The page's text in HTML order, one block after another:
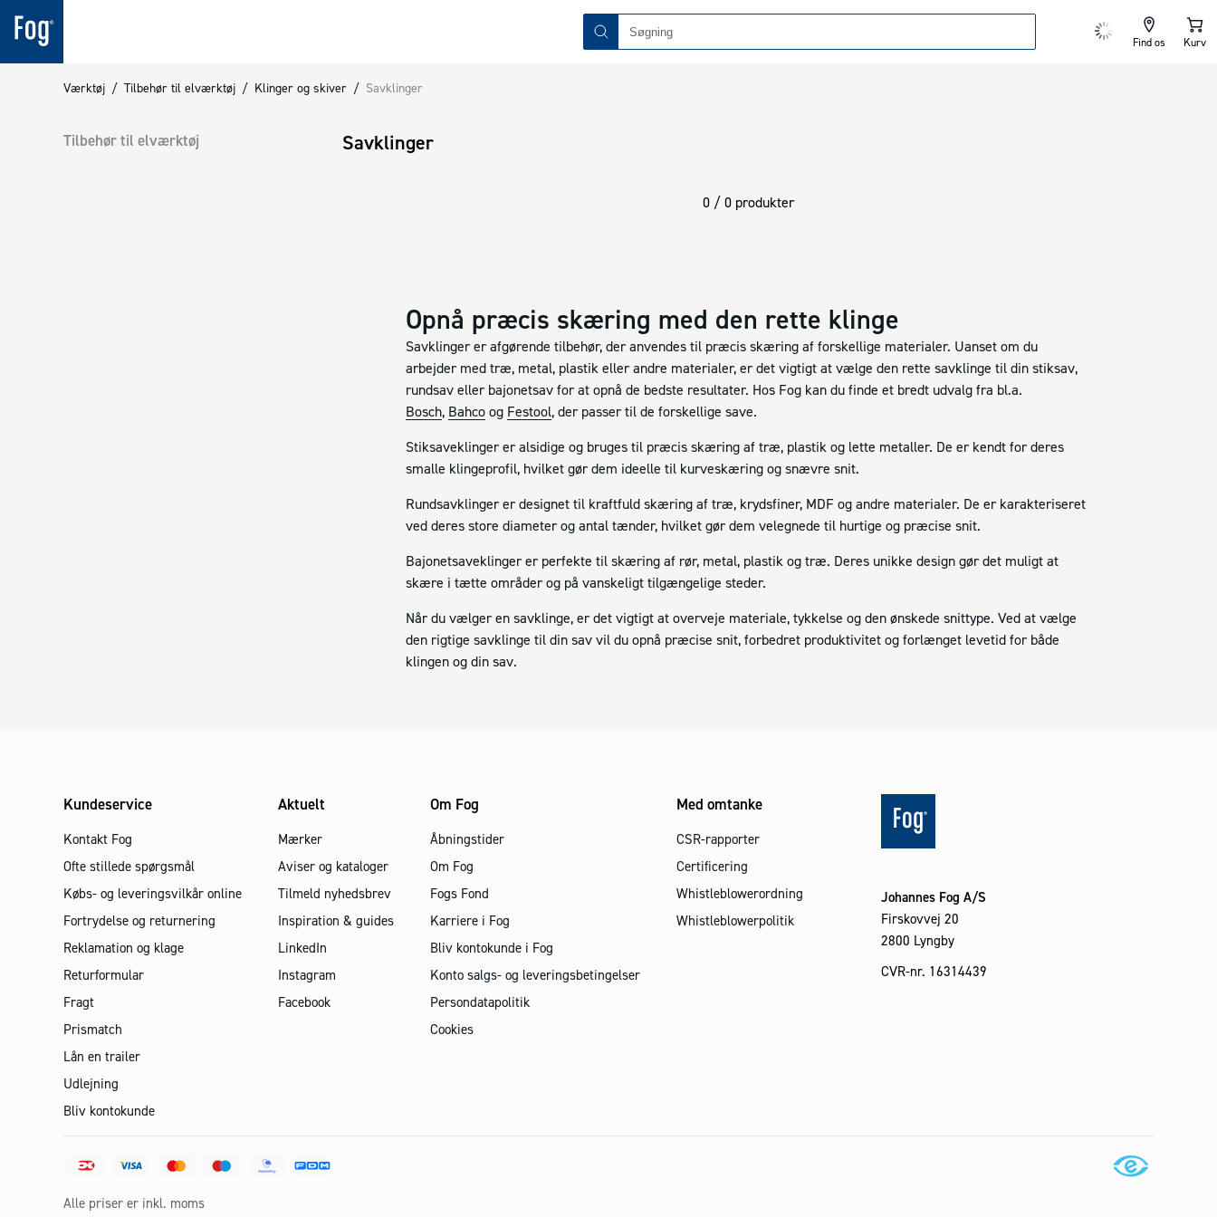
Find os Kurv
Værktøj / Tilbehør til elværktøj / Klinger og skiver / Savklinger
Tilbehør til elværktøj Savklinger
0 / 0 produkter
Opnå præcis skæring med den rette klinge
Savklinger er afgørende tilbehør, der anvendes til præcis skæring af forskellige materialer. Uanset om du
arbejder med træ, metal, plastik eller andre materialer, er det vigtigt at vælge den rette savklinge til din stiksav,
rundsav eller bajonetsav for at opnå de bedste resultater. Hos Fog kan du finde et bredt udvalg fra bl.a.
Bosch, Bahco og Festool, der passer til de forskellige save.
Stiksaveklinger er alsidige og bruges til præcis skæring af træ, plastik og lette metaller. De er kendt for deres
smalle klingeprofil, hvilket gør dem ideelle til kurveskæring og snævre snit.
Rundsavklinger er designet til kraftfuld skæring af træ, krydsfiner, MDF og andre materialer. De er karakteriseret
ved deres store diameter og antal tænder, hvilket gør dem velegnede til hurtige og præcise snit.
Bajonetsaveklinger er perfekte til skæring af rør, metal, plastik og træ. Deres unikke design gør det muligt at
skære i tætte områder og på vanskeligt tilgængelige steder.
Når du vælger en savklinge, er det vigtigt at overveje materiale, tykkelse og den ønskede snittype. Ved at vælge
den rigtige savklinge til din sav vil du opnå præcise snit, forbedret produktivitet og forlænget levetid for både
klingen og din sav.
Kundeservice
Kontakt Fog
Ofte stillede spørgsmål
Købs- og leveringsvilkår online
Fortrydelse og returnering
Reklamation og klage
Returformular
Fragt
Prismatch
Lån en trailer
Udlejning
Bliv kontokunde
Aktuelt
Mærker
Aviser og kataloger
Tilmeld nyhedsbrev
Inspiration & guides
LinkedIn
Instagram
Facebook
Om Fog
Åbningstider
Om Fog
Fogs Fond
Karriere i Fog
Bliv kontokunde i Fog
Konto salgs- og leveringsbetingelser
Persondatapolitik
Cookies
Med omtanke
CSR-rapporter
Certificering
Whistleblowerordning
Whistleblowerpolitik
Johannes Fog A/S
Firskovvej 20
2800 Lyngby
CVR-nr. 16314439
Alle priser er inkl. moms